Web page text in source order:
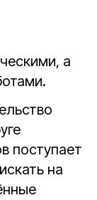
а
поступает
на